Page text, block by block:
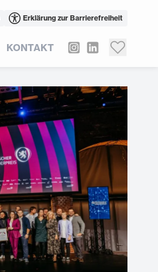
Erklärung zur Barrierefreiheit
KONTAKT